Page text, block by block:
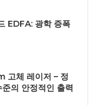
EDFA: 광학 증폭
고체 레이저 – 정
의 안정적인 출력